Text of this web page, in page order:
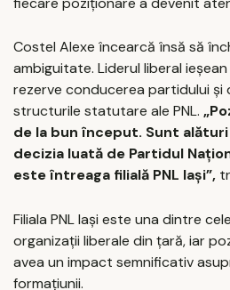
Costel Alexe încearcă însă să
ambiguitate. Liderul liberal
rezerve conducerea partidului
structurile statutare ale PNL.
de la bun început. Sunt alături
decizia luată de Partidul
este întreaga filială PNL Iași”,
Filiala PNL Iași este una dintre
organizații liberale din țară, iar
avea un impact semnificativ
formațiunii.